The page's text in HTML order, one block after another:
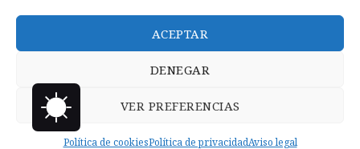
ACEPTAR
DENEGAR
VER PREFERENCIAS
Política de cookiesPolítica de privacidadAviso legal
Copyright © 2026 Llanero Solidario.
de privacidad